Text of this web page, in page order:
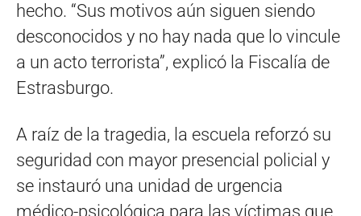
hecho. “Sus motivos aún siguen siendo
desconocidos y no hay nada que lo vincule
a un acto terrorista”, explicó la Fiscalía de
Estrasburgo.
A raíz de la tragedia, la escuela reforzó su
seguridad con mayor presencial policial y
se instauró una unidad de urgencia
médico-psicológica para las víctimas que